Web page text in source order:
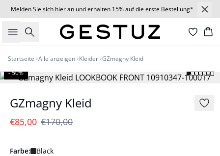
Melden Sie sich hieran und erhalten 15% auf die erste Bestellung*
Suche
Startseite Alle anzeigen Kleider GZmagny Kleid
- 50%
GZmagny Kleid
€85,00 €170,00
Farbe: Black